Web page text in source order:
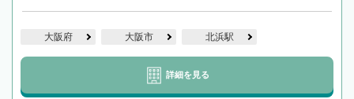
大阪府 大阪市 北浜駅
詳細を見る